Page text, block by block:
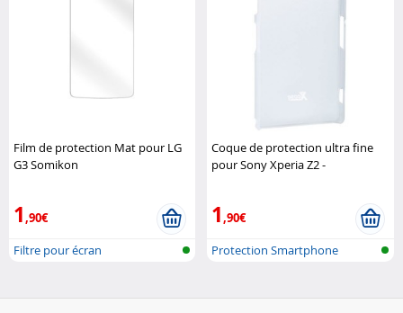
Film de protection Mat pour LG
G3 Somikon
1 ,90€
Filtre pour écran
Coque de protection ultra fine
pour Sony Xperia Z2 -
1,90€
Protection Smartphone